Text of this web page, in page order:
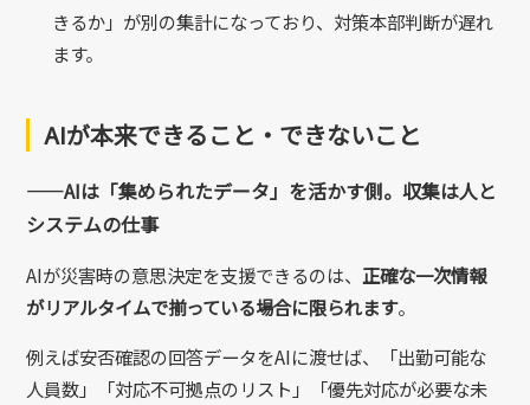
きるか」が別の集計になっており、対策本部判断が遅れ
ます。
AIが本来できること・できないこと
——AIは「集められたデータ」を活かす側。収集は人と
システムの仕事
AIが災害時の意思決定を支援できるのは、 正確な一次情報
がリアルタイムで揃っている場合に限られます。
例えば安否確認の回答データをAIに渡せば、「出勤可能な
人員数」「対応不可拠点のリスト」「優先対応が必要な未